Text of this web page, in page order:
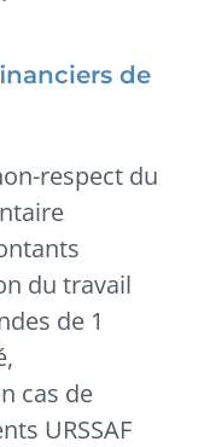
de
respect du
du travail
de 1
cas de
URSSAF